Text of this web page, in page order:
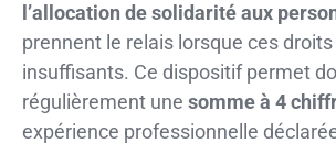
l’allocation de solidarité aux
prennent le relais lorsque ces
insuffisants. Ce dispositif permet
régulièrement une somme à 4
expérience professionnelle